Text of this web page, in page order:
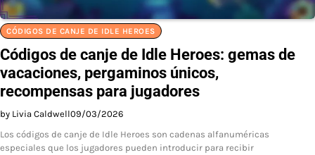
CÓDIGOS DE CANJE DE IDLE HEROES
Códigos de canje de Idle Heroes: gemas de
vacaciones, pergaminos únicos,
recompensas para jugadores
by Livia Caldwell09/03/2026
Los códigos de canje de Idle Heroes son cadenas alfanuméricas
especiales que los jugadores pueden introducir para recibir